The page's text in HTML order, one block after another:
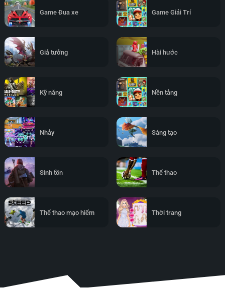
Game Đua xe Game Giải Trí
Giả tưởng Hài hước
Kỹ năng Nền tảng
Nhảy Sáng tạo
Sinh tồn Thể thao
Thể thao mạo hiểm Thời trang